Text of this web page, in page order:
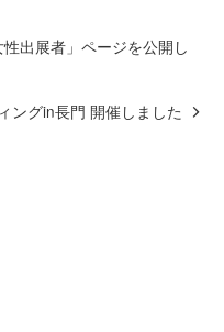
出展者」ページを公開し
ングin長門 開催しました